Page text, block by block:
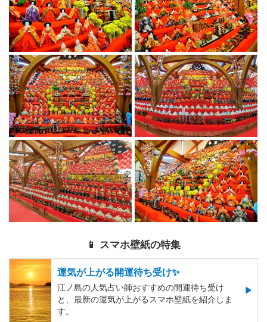
📱 スマホ壁紙の特集
運気が上がる開運待ち受け✨
江ノ島の人気占い師おすすめの開運待ち受け
と、最新の運気が上がるスマホ壁紙を紹介しま
す。